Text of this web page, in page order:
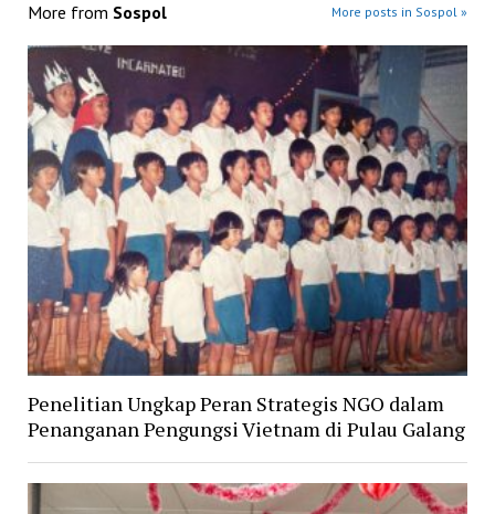
More from Sospol More posts in Sospol »
Penelitian Ungkap Peran Strategis NGO dalam
Penanganan Pengungsi Vietnam di Pulau Galang